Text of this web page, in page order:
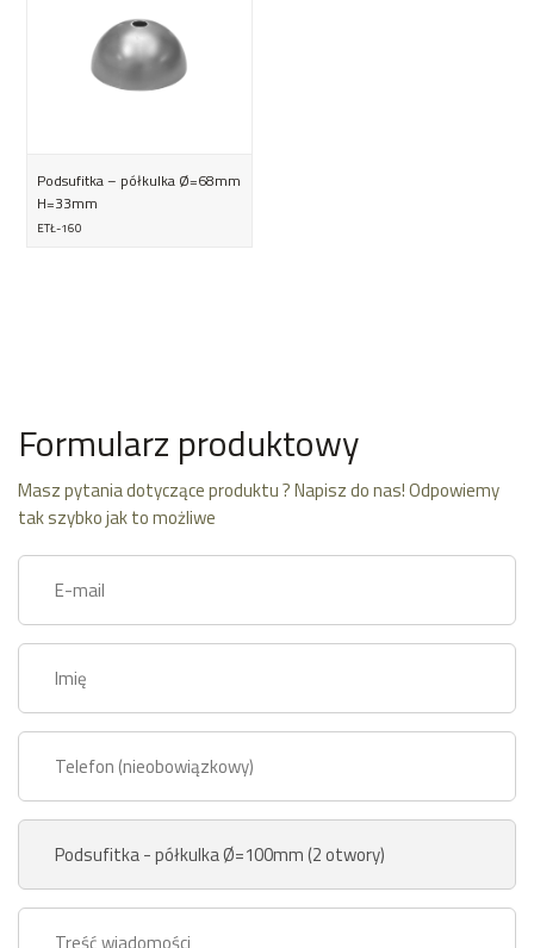
Podsufitka – półkulka Ø=68mm
H=33mm
ETŁ-160
Formularz produktowy
Masz pytania dotyczące produktu ? Napisz do nas! Odpowiemy
tak szybko jak to możliwe